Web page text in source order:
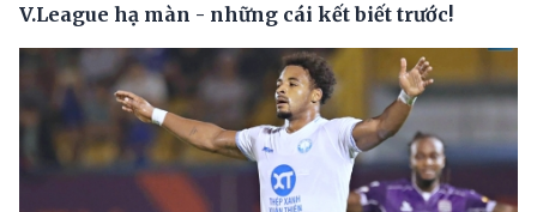
V.League hạ màn - những cái kết biết trước!